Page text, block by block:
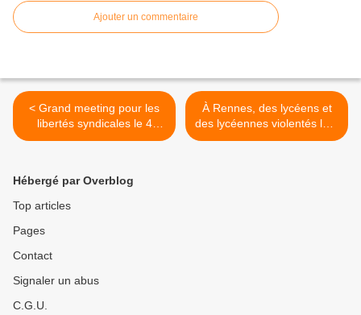
Ajouter un commentaire
< Grand meeting pour les
libertés syndicales le 4
février
À Rennes, des lycéens et
des lycéennes violentés lors
d’un blocus contre la venue
Hébergé par Overblog
Top articles
Pages
Contact
Signaler un abus
C.G.U.